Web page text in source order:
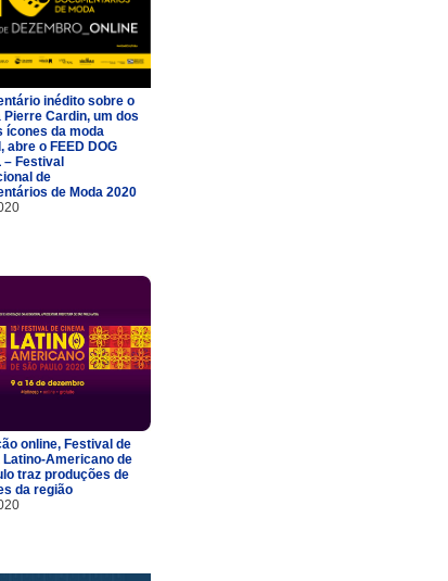
inédito sobre o
Cardin, um dos
ícones da moda
abre o FEED DOG
– Festival
de
de Moda 2020
online, Festival de
Latino-Americano de
traz produções de
da região